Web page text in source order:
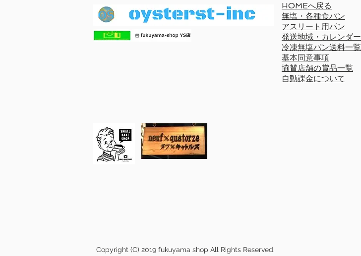
HOMEへ戻る
無塩・各種食パン
​アスリート用パン
発送地域・カレンダー
冷凍無塩パン送料一覧
基本同意事項
協賛店舗の賞品一覧
自動課金について
Copyright (C) 2019 fukuyama shop All Rights Reserved.